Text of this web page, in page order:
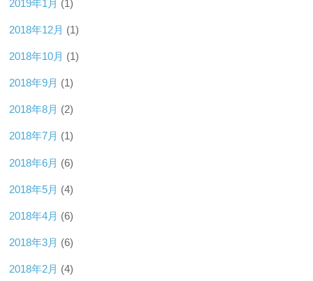
2019年1月 (1)
2018年12月 (1)
2018年10月 (1)
2018年9月 (1)
2018年8月 (2)
2018年7月 (1)
2018年6月 (6)
2018年5月 (4)
2018年4月 (6)
2018年3月 (6)
2018年2月 (4)